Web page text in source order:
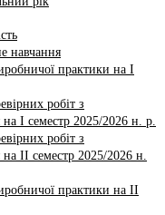
навчання
практики на І
робіт з
І семестр 2025/2026 н. р.
робіт з
ІI семестр 2025/2026 н.
практики на II